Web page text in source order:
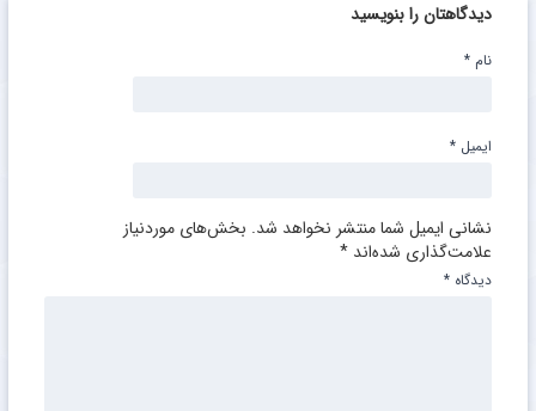
دیدگاهتان را بنویسید
نشانی ایمیل شما منتشر نخواهد شد. بخش‌های موردنیاز
علامت‌گذاری شده‌اند *
دیدگاه *
نام *
ایمیل *